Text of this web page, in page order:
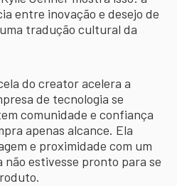
entre inovação e desejo de
tradução cultural da
do creator acelera a
de tecnologia se
comunidade e confiança
apenas alcance. Ela
e proximidade com um
estivesse pronto para se